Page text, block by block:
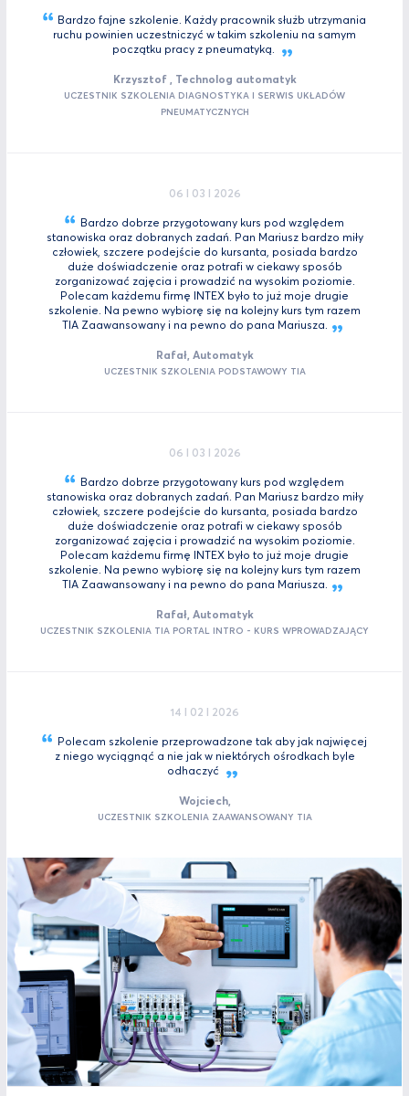
Bardzo fajne szkolenie. Każdy pracownik służb utrzymania
ruchu powinien uczestniczyć w takim szkoleniu na samym
początku pracy z pneumatyką.
Krzysztof , Technolog automatyk
UCZESTNIK SZKOLENIA DIAGNOSTYKA I SERWIS UKŁADÓW
PNEUMATYCZNYCH
06 I 03 I 2026
Bardzo dobrze przygotowany kurs pod względem
stanowiska oraz dobranych zadań. Pan Mariusz bardzo miły
człowiek, szczere podejście do kursanta, posiada bardzo
duże doświadczenie oraz potrafi w ciekawy sposób
zorganizować zajęcia i prowadzić na wysokim poziomie.
Polecam każdemu firmę INTEX było to już moje drugie
szkolenie. Na pewno wybiorę się na kolejny kurs tym razem
TIA Zaawansowany i na pewno do pana Mariusza.
Rafał, Automatyk
UCZESTNIK SZKOLENIA PODSTAWOWY TIA
06 I 03 I 2026
Bardzo dobrze przygotowany kurs pod względem
stanowiska oraz dobranych zadań. Pan Mariusz bardzo miły
człowiek, szczere podejście do kursanta, posiada bardzo
duże doświadczenie oraz potrafi w ciekawy sposób
zorganizować zajęcia i prowadzić na wysokim poziomie.
Polecam każdemu firmę INTEX było to już moje drugie
szkolenie. Na pewno wybiorę się na kolejny kurs tym razem
TIA Zaawansowany i na pewno do pana Mariusza.
Rafał, Automatyk
UCZESTNIK SZKOLENIA TIA PORTAL INTRO - KURS WPROWADZAJĄCY
14 I 02 I 2026
Polecam szkolenie przeprowadzone tak aby jak najwięcej
z niego wyciągnąć a nie jak w niektórych ośrodkach byle
odhaczyć
Wojciech,
UCZESTNIK SZKOLENIA ZAAWANSOWANY TIA